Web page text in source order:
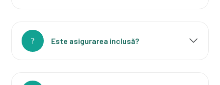
Este asigurarea inclusă?